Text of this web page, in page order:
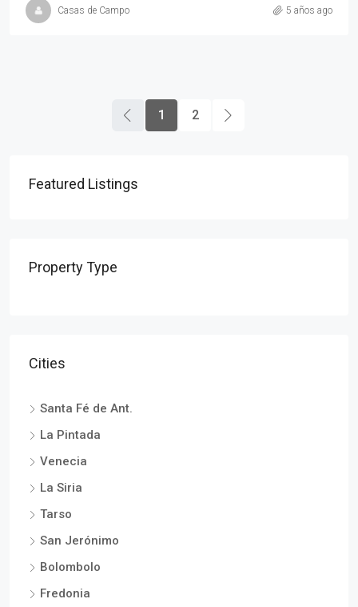
Casas de Campo 5 años ago
1 2
Featured Listings
Property Type
Cities
Santa Fé de Ant.
La Pintada
Venecia
La Siria
Tarso
San Jerónimo
Bolombolo
Fredonia